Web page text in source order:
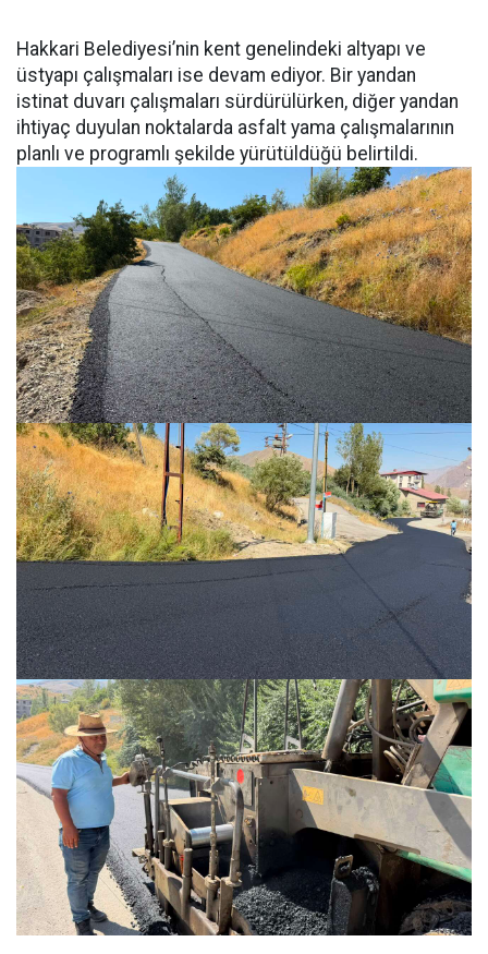
Hakkari Belediyesi’nin kent genelindeki altyapı ve
üstyapı çalışmaları ise devam ediyor. Bir yandan
istinat duvarı çalışmaları sürdürülürken, diğer yandan
ihtiyaç duyulan noktalarda asfalt yama çalışmalarının
planlı ve programlı şekilde yürütüldüğü belirtildi.